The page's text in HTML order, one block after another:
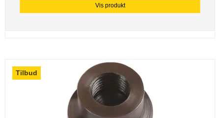
Vis produkt
Tilbud